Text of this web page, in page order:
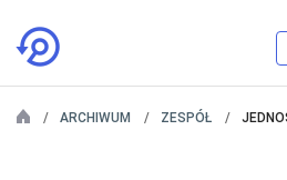
ARCHIWUM ZESPÓŁ